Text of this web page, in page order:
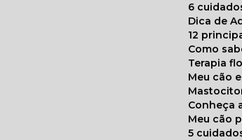
6
Dica de
12
Como
Terapia
Meu
Meu
5